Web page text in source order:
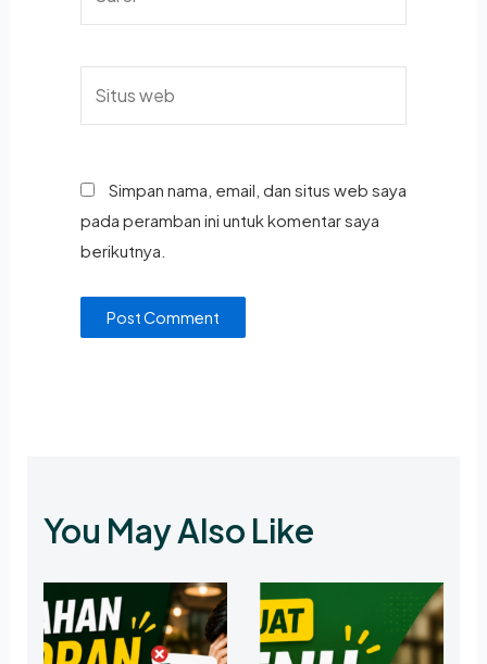
Simpan nama, email, dan situs web saya
pada peramban ini untuk komentar saya
berikutnya.
You May Also Like